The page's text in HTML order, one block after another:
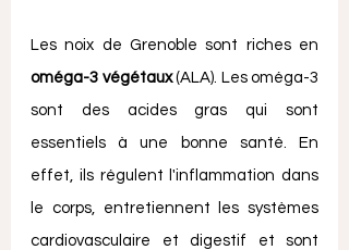
oméga-3 végétaux (ALA). Les oméga-3
sont des acides gras qui sont
essentiels à une bonne santé. En
effet, ils régulent l'inflammation dans
le corps, entretiennent les systèmes
cardiovasculaire et digestif et sont